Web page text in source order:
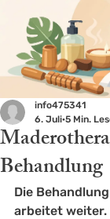
Behandlung
info475341
6. Juli 5 Min.
Die
arbeitet weiter.